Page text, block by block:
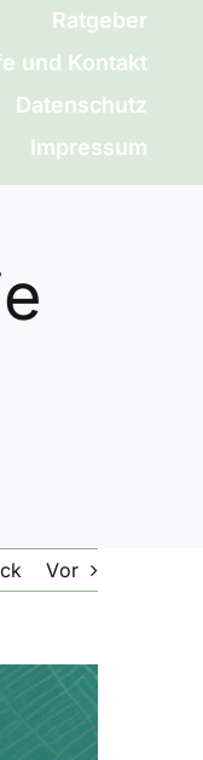
Ratgeber
und Kontakt
Datenschutz
Impressum
Vor